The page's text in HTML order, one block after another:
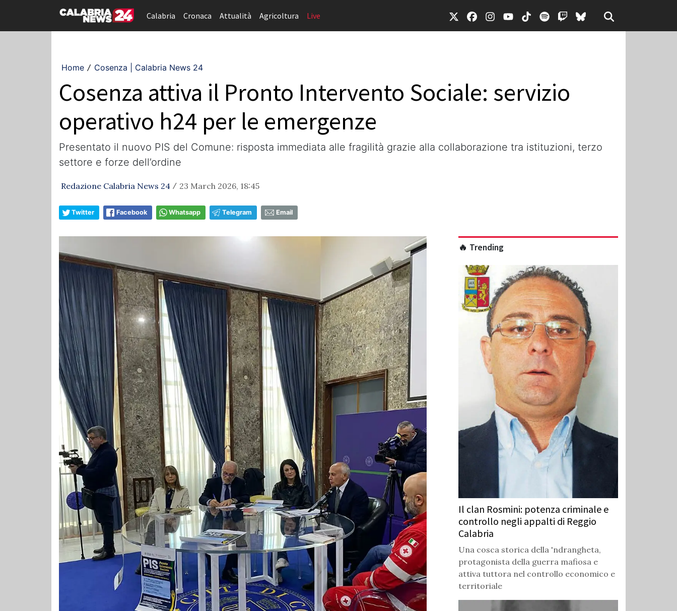
Calabria Cronaca Attualità Agricoltura Live
Home / Cosenza | Calabria News 24
Cosenza attiva il Pronto Intervento Sociale: servizio
operativo h24 per le emergenze
Presentato il nuovo PIS del Comune: risposta immediata alle fragilità grazie alla collaborazione tra istituzioni, terzo
settore e forze dell’ordine
Redazione Calabria News 24 / 23 March 2026, 18:45
Twitter Facebook Whatsapp Telegram Email
🔥 Trending
Il clan Rosmini: potenza criminale e
controllo negli appalti di Reggio
Calabria
Una cosca storica della 'ndrangheta,
protagonista della guerra mafiosa e
attiva tuttora nel controllo economico e
territoriale